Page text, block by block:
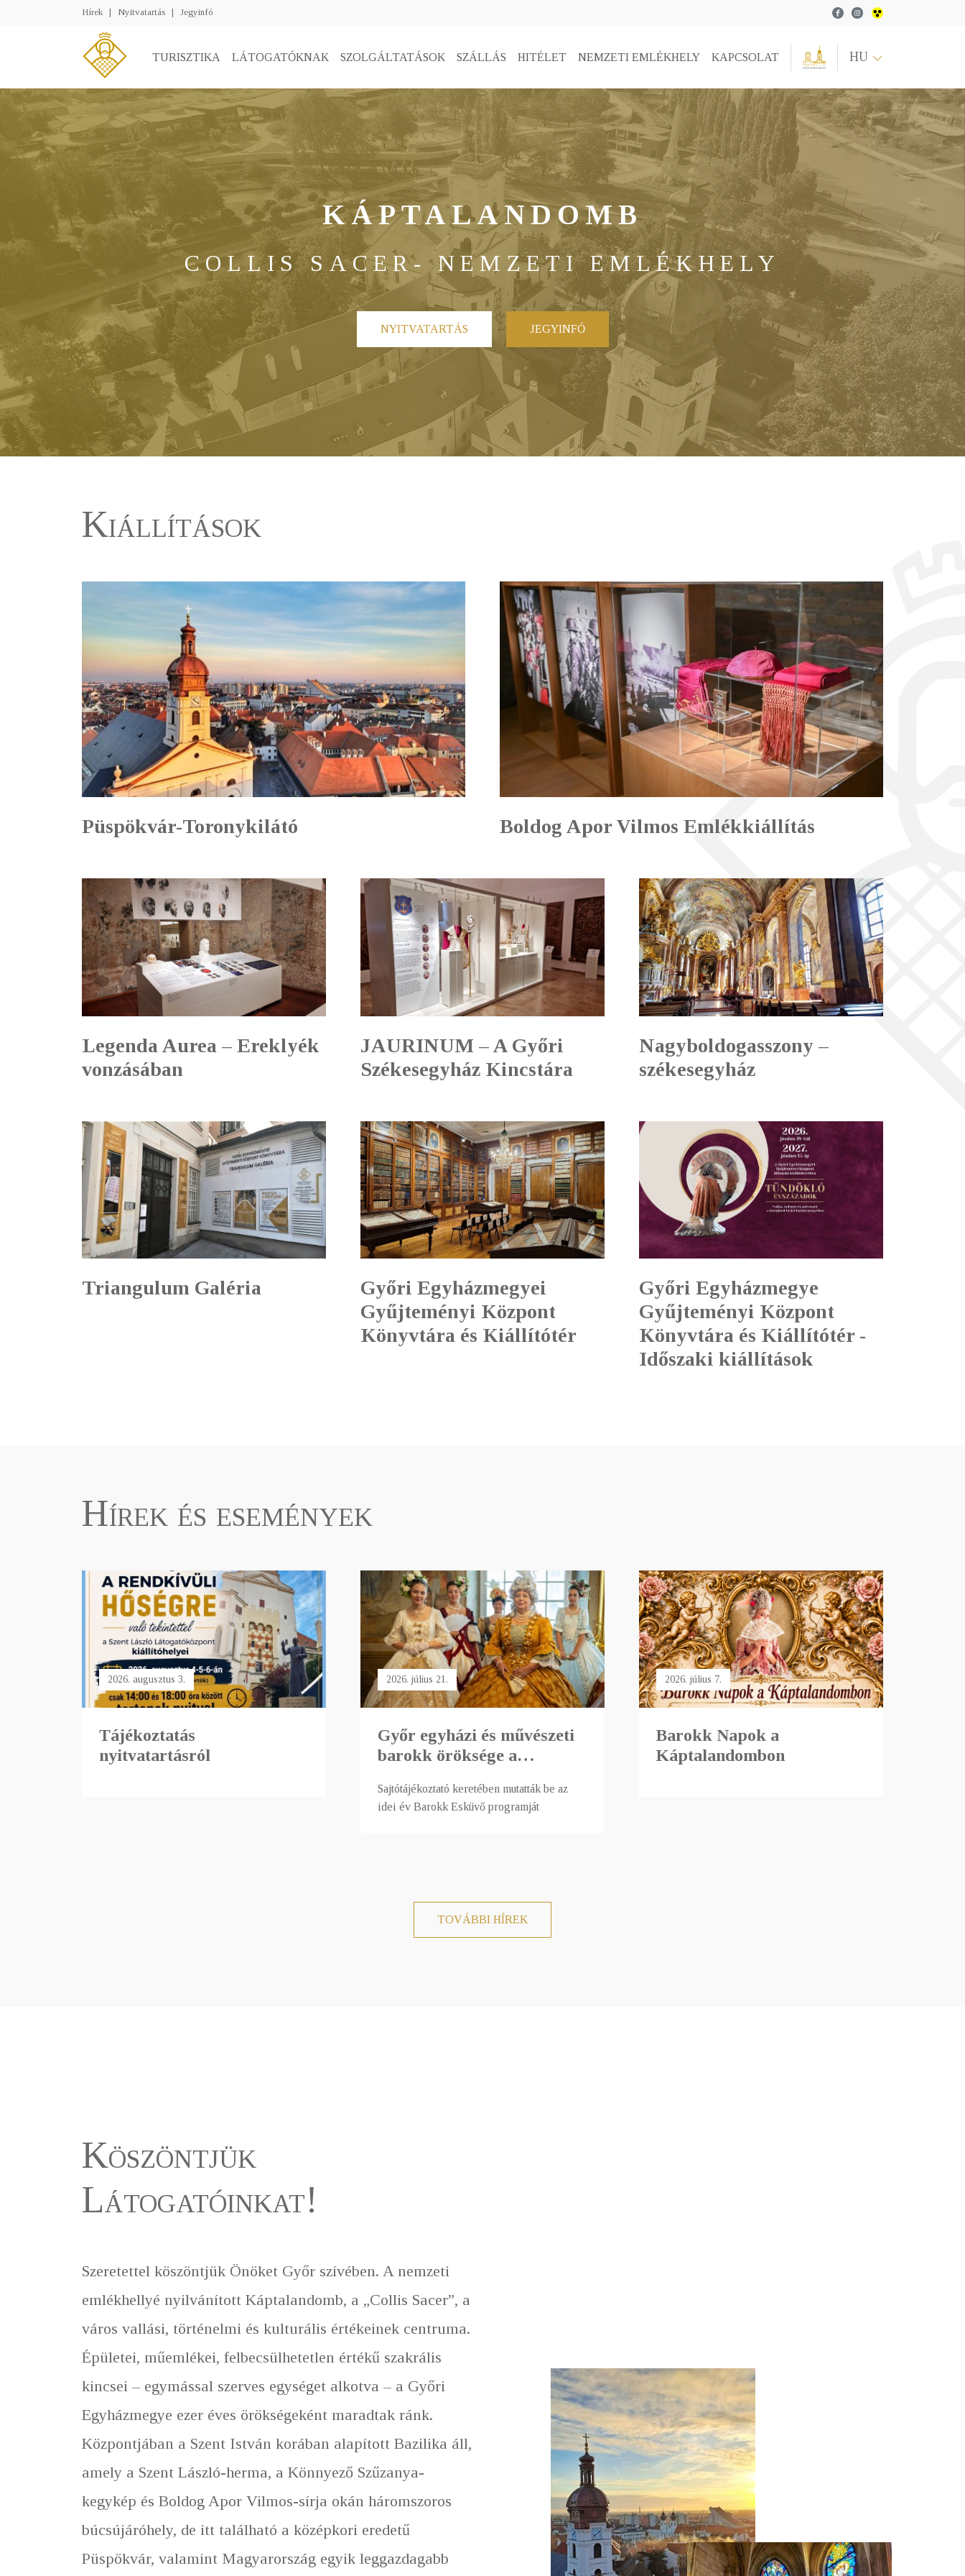
Hírek | Nyitvatartás | Jegyinfó FacebookInstagram
TURISZTIKA LÁTOGATÓKNAK SZOLGÁLTATÁSOK SZÁLLÁS HITÉLET NEMZETI EMLÉKHELY KAPCSOLAT HU
KÁPTALANDOMB
COLLIS SACER- NEMZETI EMLÉKHELY
NYITVATARTÁS JEGYINFÓ
Kiállítások
Püspökvár-Toronykilátó Boldog Apor Vilmos Emlékkiállítás
Legenda Aurea – Ereklyék
vonzásában
JAURINUM – A Győri
Székesegyház Kincstára
Nagyboldogasszony –
székesegyház
Triangulum Galéria
Győri Egyházmegyei
Gyűjteményi Központ
Könyvtára és Kiállítótér
Győri Egyházmegye
Gyűjteményi Központ
Könyvtára és Kiállítótér -
Időszaki kiállítások
Hírek és események
2026. augusztus 3.
Tájékoztatás
nyitvatartásról
2026. július 21.
Győr egyházi és művészeti
barokk öröksége a
Sajtótájékoztató keretében mutatták be az
idei év Barokk Esküvő programját
2026. július 7.
Barokk Napok a
Káptalandombon
TOVÁBBI HÍREK
Köszöntjük
Látogatóinkat!
Szeretettel köszöntjük Önöket Győr szívében. A nemzeti
emlékhellyé nyilvánított Káptalandomb, a „Collis Sacer”, a
város vallási, történelmi és kulturális értékeinek centruma.
Épületei, műemlékei, felbecsülhetetlen értékű szakrális
kincsei – egymással szerves egységet alkotva – a Győri
Egyházmegye ezer éves örökségeként maradtak ránk.
Központjában a Szent István korában alapított Bazilika áll,
amely a Szent László-herma, a Könnyező Szűzanya-
kegykép és Boldog Apor Vilmos-sírja okán háromszoros
búcsújáróhely, de itt található a középkori eredetű
Püspökvár, valamint Magyarország egyik leggazdagabb